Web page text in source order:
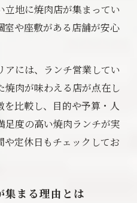
立地に焼肉店が集まってい
室や座敷がある店舗が安心
アには、ランチ営業してい
焼肉が味わえる店が点在し
比較し、目的や予算・人
足度の高い焼肉ランチが実
定休日もチェックしてお
集まる理由とは